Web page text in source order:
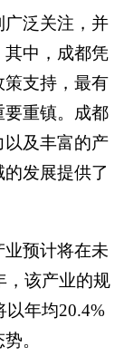
泛关注，并
中，成都凭
支持，最有
重镇。成都
及丰富的产
发展提供了
预计将在未
，该产业的规
以年均20.4%
。